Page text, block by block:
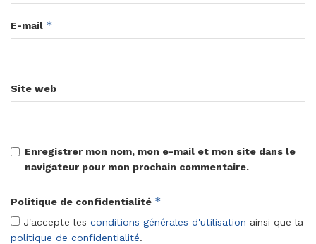
E-mail *
Site web
Enregistrer mon nom, mon e-mail et mon site dans le
navigateur pour mon prochain commentaire.
Politique de confidentialité *
J'accepte les conditions générales d'utilisation ainsi que la
politique de confidentialité.